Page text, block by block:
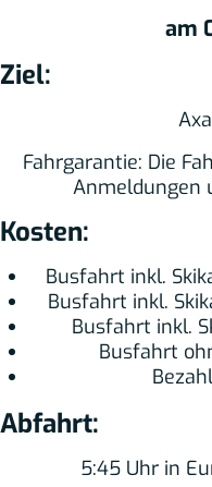
am
Ziel:
Fahrgarantie: Die
Anmeldungen
Kosten:
Busfahrt inkl.
Busfahrt inkl.
Busfahrt inkl.
Busfahrt
Abfahrt:
5:45 Uhr in